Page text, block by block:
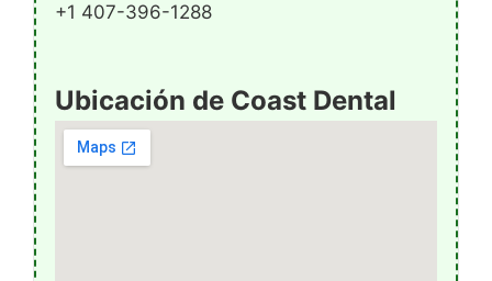
+1 407-396-1288
Ubicación de Coast Dental